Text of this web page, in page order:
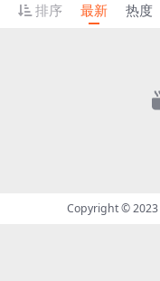
排序
最新 热度
Copyright © 2023